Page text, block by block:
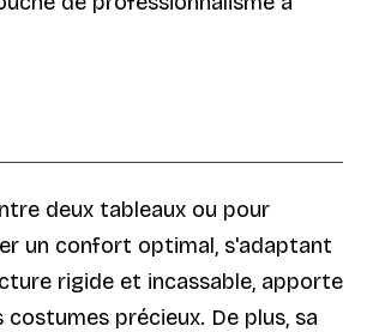
deux tableaux ou pour
un confort optimal, s'adaptant
rigide et incassable, apporte
précieux. De plus, sa